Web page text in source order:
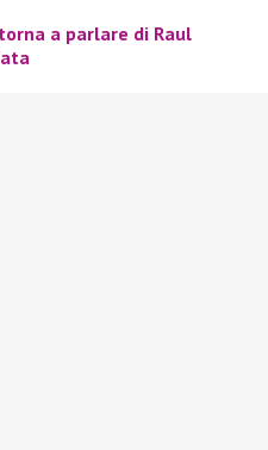
a parlare di Raul